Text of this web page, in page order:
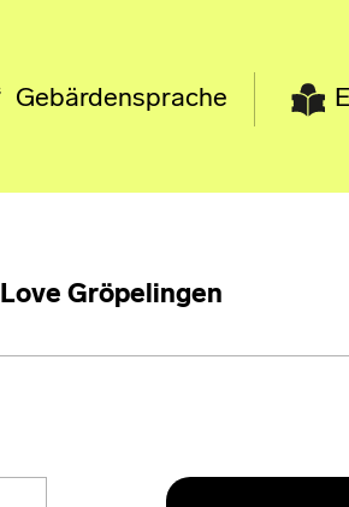
Gebärdensprache
Love Gröpelingen